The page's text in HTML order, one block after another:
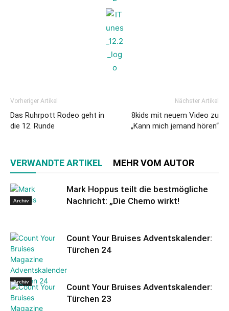
Vorheriger Artikel
Das Ruhrpott Rodeo geht in
die 12. Runde
Nächster Artikel
8kids mit neuem Video zu
„Kann mich jemand hören“
VERWANDTE ARTIKEL MEHR VOM AUTOR
Archiv
Mark Hoppus teilt die bestmögliche
Nachricht: „Die Chemo wirkt!
Archiv
Count Your Bruises Adventskalender:
Türchen 24
Count Your Bruises Adventskalender:
Türchen 23